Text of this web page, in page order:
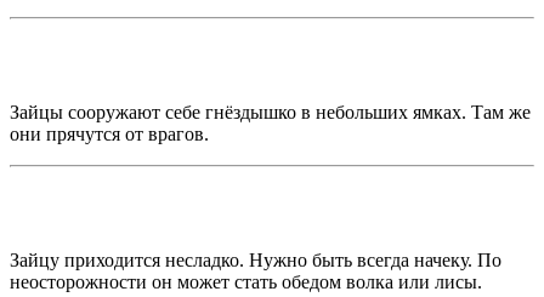
Зайцы сооружают себе гнёздышко в небольших ямках. Там же
они прячутся от врагов.
Зайцу приходится несладко. Нужно быть всегда начеку. По
неосторожности он может стать обедом волка или лисы.